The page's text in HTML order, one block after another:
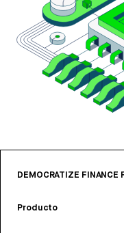
DEMOCRATIZE FINANCE
Producto